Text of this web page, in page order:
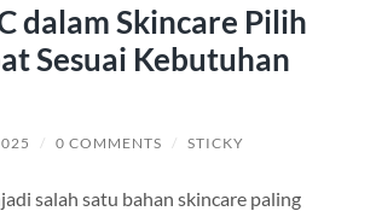
dalam Skincare Pilih
Sesuai Kebutuhan
/ 0 COMMENTS / STICKY
salah satu bahan skincare paling